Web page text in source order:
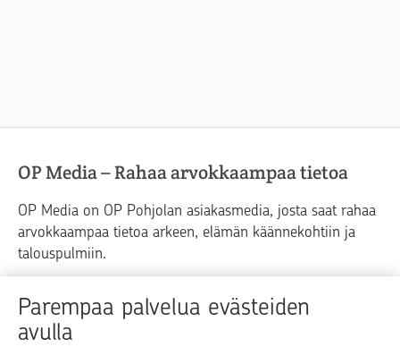
Parempaa palvelua evästeiden
avulla
OP Media – Rahaa arvokkaampaa tietoa
OP Media on OP Pohjolan asiakasmedia, josta saat rahaa
arvokkaampaa tietoa arkeen, elämän käännekohtiin ja
talouspulmiin.
Raha Elämä
Yrityselämä
Blogit ja puheenvuorot